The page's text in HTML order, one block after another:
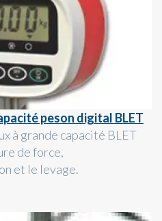
peson digital BLET
à grande capacité BLET
de force,
et le levage.